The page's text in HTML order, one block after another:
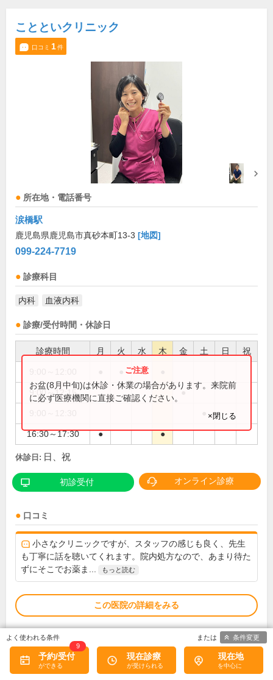
ことといクリニック
口コミ 1件
所在地・電話番号
涙橋駅
鹿児島県鹿児島市真砂本町13-3 [地図]
099-224-7719
診療科目
内科 血液内科
診療/受付時間・休診日
診療時間 月 火 水 木 金 土 日 祝
●
9:00～12:15 ●
16:30～17:30 ● ●
お盆(8月中旬)は休診・休業の場合があります。来院前
に必ず医療機関に直接ご確認ください。
×閉じる
休診日: 日、祝
初診受付 オンライン診療
口コミ
小さなクリニックですが、スタッフの感じも良く、先生
も丁寧に話を聴いてくれます。院内処方なので、あまり待た
ずにそこでお薬ま...
もっと読む
この医院の詳細をみる
アクセス数
予約/受付
9
現在診療 現在地
条件変更